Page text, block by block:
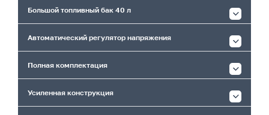
Большой топливный бак 40 л
Автоматический регулятор напряжения
Полная комплектация
Усиленная конструкция